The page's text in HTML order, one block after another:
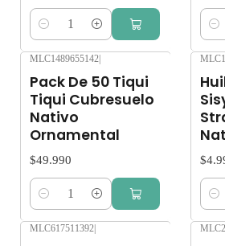
Cantidad
MLC1489655142
Pack De 50 Tiqui
Tiqui Cubresuelo
Nativo
Ornamental
$49.990
Cantidad
MLC617511392